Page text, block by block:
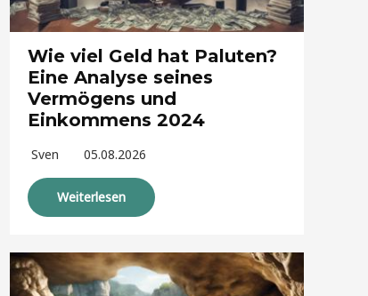
Wie viel Geld hat Paluten?
Eine Analyse seines
Vermögens und
Einkommens 2024
Sven 05.08.2026
Weiterlesen